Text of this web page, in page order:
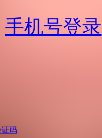
手机号登录
证码